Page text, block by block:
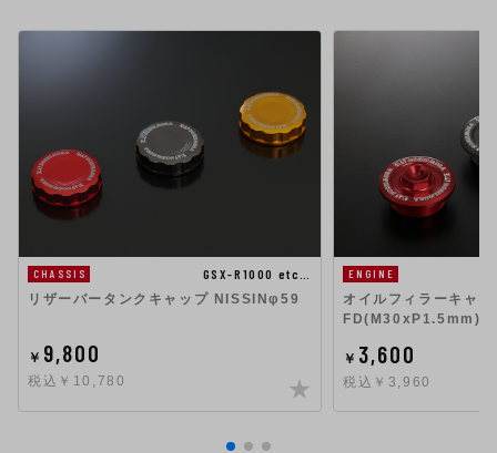
CHASSIS
GSX-R1000 etc…
リザーバータンクキャップ NISSINφ59
￥ 9,800
税込￥10,780
ENGINE
オイルフィラーキャ
FD(M30xP1.5mm)
￥ 3,600
税込￥3,960